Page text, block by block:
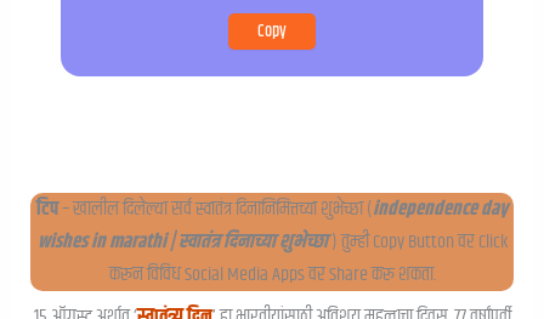
Copy
टिप– खालील दिलेल्या सर्व स्वातंत्र दिनानिमित्तच्या शुभेच्छा (independence day
wishes in marathi | स्वातंत्र दिनाच्या शुभेच्छा) तुम्ही Copy Button वर Click
करून विविध Social Media Apps वर Share करू शकता.